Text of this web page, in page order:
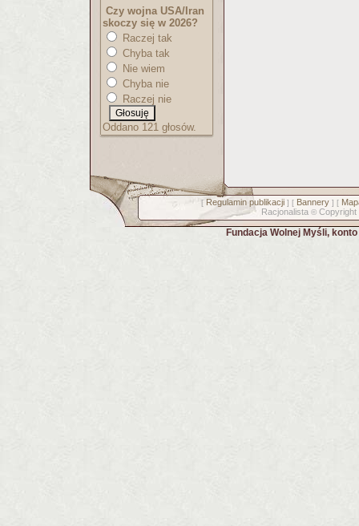
Czy wojna USA/Iran
skoczy się w 2026?
Raczej tak
Chyba tak
Nie wiem
Chyba nie
Raczej nie
Oddano 121 głosów.
[ Regulamin publikacji] [ Bannery] [
Racjonalista © Copyright
Fundacja Wolnej Myśli,